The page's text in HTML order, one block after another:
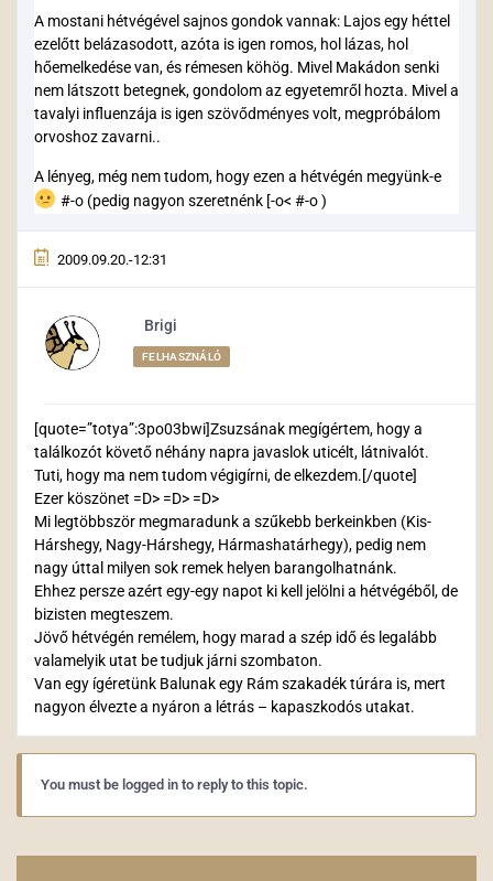
A mostani hétvégével sajnos gondok vannak: Lajos egy héttel
ezelőtt belázasodott, azóta is igen romos, hol lázas, hol
hőemelkedése van, és rémesen köhög. Mivel Makádon senki
nem látszott betegnek, gondolom az egyetemről hozta. Mivel a
tavalyi influenzája is igen szövődményes volt, megpróbálom
orvoshoz zavarni..
A lényeg, még nem tudom, hogy ezen a hétvégén megyünk-e
#-o (pedig nagyon szeretnénk [-o< #-o )
2009.09.20.-12:31
Brigi
FELHASZNÁLÓ
[quote=”totya”:3po03bwi]Zsuzsának megígértem, hogy a
találkozót követő néhány napra javaslok uticélt, látnivalót.
Tuti, hogy ma nem tudom végigírni, de elkezdem.[/quote]
Ezer köszönet =D> =D> =D>
Mi legtöbbször megmaradunk a szűkebb berkeinkben (Kis-
Hárshegy, Nagy-Hárshegy, Hármashatárhegy), pedig nem
nagy úttal milyen sok remek helyen barangolhatnánk.
Ehhez persze azért egy-egy napot ki kell jelölni a hétvégéből, de
bizisten megteszem.
Jövő hétvégén remélem, hogy marad a szép idő és legalább
valamelyik utat be tudjuk járni szombaton.
Van egy ígéretünk Balunak egy Rám szakadék túrára is, mert
nagyon élvezte a nyáron a létrás – kapaszkodós utakat.
You must be logged in to reply to this topic.